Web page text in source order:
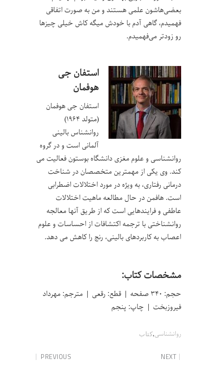
بعضی‌هاشون علمی هستند و من به صورت اتفاقی
فهمیدم، گاهی آدم با خودش میگه کاش خیلی چیزها
رو زودتر می‌فهمیدم.
استفان جی
هوفمان
استفان جی هوفمان
(متولد ۱۹۶۴)
روانشناس بالینی
آلمانی است و در گروه
روانشناسی و علوم مغزی دانشگاه بوستون فعالیت می
کند. وی یکی از مهمترین متخصصان در شناخت
درمانی رفتاری، به ویژه در مورد اختلالات اضطرابی
است. هافمن در حال مطالعه ماهیت اختلالات
عاطفی و فرایندهایی است که از طریق آنها معالجه
روانشناختی با ترجمه اکتشافات از احساسات و علوم
اعصاب به کاربردهای بالینی، رنج را کاهش می دهد.
مشخصات کتاب:
حجم: ۳۴۰ صفحه | قطع: رقعی | مترجم: مهرداد
فیروزبخت | چاپ: پنجم
روانشناسی,کتاب
PREVIOUS NEXT